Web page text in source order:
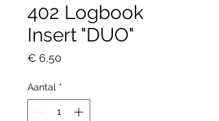
402 Logbook
Insert "DUO"
€ 6,50
Aantal *